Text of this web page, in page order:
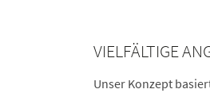
VIELFÄLTIGE
Unser Konzept